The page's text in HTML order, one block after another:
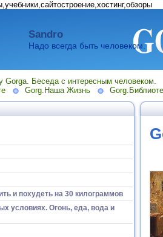
Sandro
Надо всегда быть человеком.
Gorga. Беседа с интересным человеком.
Gorg.Наша Жизнь
и похудеть на 30 килограммов
условиях. Огонь, еда, вода и